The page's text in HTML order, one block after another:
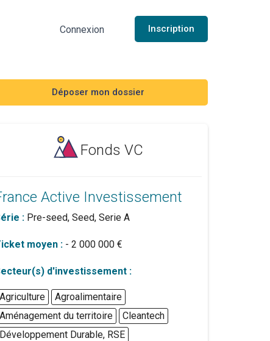
Connexion Inscription
Déposer mon dossier
Fonds VC
Active Investissement
: Pre-seed, Seed, Serie A
moyen : - 2 000 000 €
d'investissement :
Agriculture
Agroalimentaire
Aménagement du territoire
Cleantech
Développement Durable, RSE